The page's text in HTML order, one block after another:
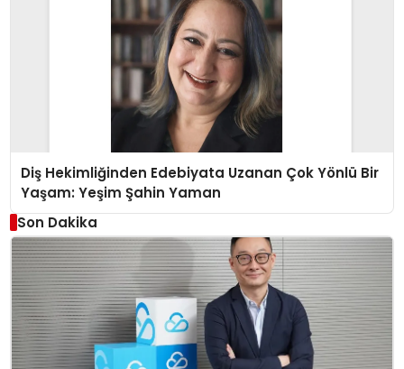
Diş Hekimliğinden Edebiyata Uzanan Çok Yönlü Bir
Yaşam: Yeşim Şahin Yaman
Son Dakika